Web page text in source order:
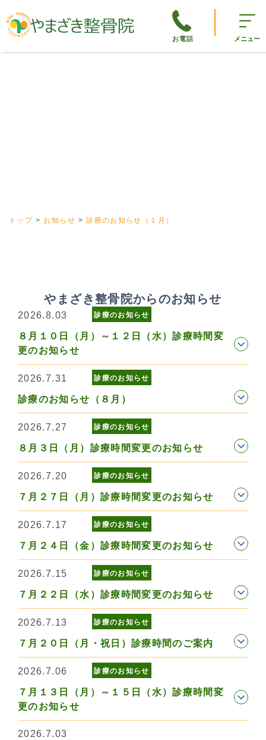
お電話 メニュー
トップ お知らせ 診療のお知らせ（１月）
やまざき整骨院からのお知らせ
2026.8.03 診療のお知らせ
８月１０日（月）～１２日（水）診療時間変
更のお知らせ
2026.7.31 診療のお知らせ
診療のお知らせ（８月）
2026.7.27 診療のお知らせ
８月３日（月）診療時間変更のお知らせ
2026.7.20 診療のお知らせ
７月２７日（月）診療時間変更のお知らせ
2026.7.17 診療のお知らせ
７月２４日（金）診療時間変更のお知らせ
2026.7.15 診療のお知らせ
７月２２日（水）診療時間変更のお知らせ
2026.7.13 診療のお知らせ
７月２０日（月・祝日）診療時間のご案内
2026.7.06 診療のお知らせ
７月１３日（月）～１５日（水）診療時間変
更のお知らせ
2026.7.03